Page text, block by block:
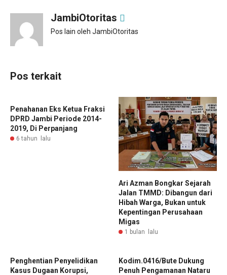
JambiOtoritas
Pos lain oleh JambiOtoritas
Pos terkait
Penahanan Eks Ketua Fraksi
DPRD Jambi Periode 2014-
2019, Di Perpanjang
6 tahun lalu
Ari Azman Bongkar Sejarah
Jalan TMMD: Dibangun dari
Hibah Warga, Bukan untuk
Kepentingan Perusahaan
Migas
1 bulan lalu
Penghentian Penyelidikan
Kasus Dugaan Korupsi,
Kodim.0416/Bute Dukung
Penuh Pengamanan Nataru